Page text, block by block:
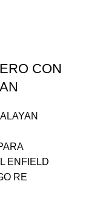
CON
ENFIELD
RE